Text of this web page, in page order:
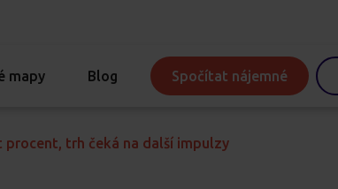
mapy Blog Spočítat nájemné
procent, trh čeká na další impulzy